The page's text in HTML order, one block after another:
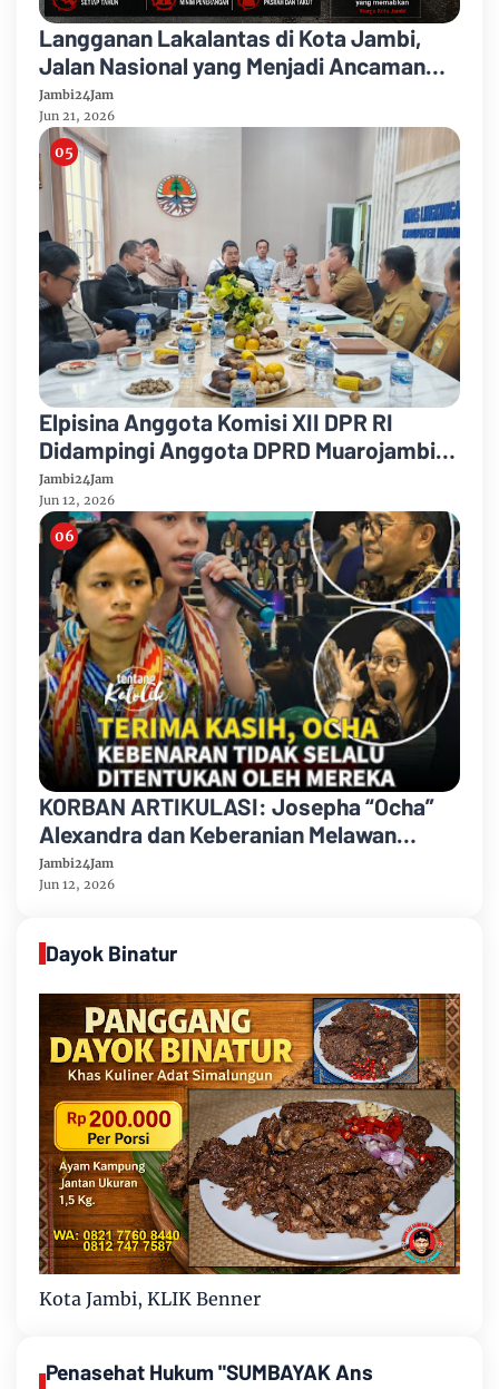
Langganan Lakalantas di Kota Jambi,
Jalan Nasional yang Menjadi Ancaman
Warga, Pemprov Jambi Tak Miliki Solusi
Jambi24Jam
Jun 21, 2026
Elpisina Anggota Komisi XII DPR RI
Didampingi Anggota DPRD Muarojambi
Kunjungi DLH Muarojambi
Jambi24Jam
Jun 12, 2026
KORBAN ARTIKULASI: Josepha “Ocha”
Alexandra dan Keberanian Melawan
Ketidakadilan di Panggung Nasional
Jambi24Jam
Jun 12, 2026
Dayok Binatur
Kota Jambi, KLIK Benner
Penasehat Hukum "SUMBAYAK Ans